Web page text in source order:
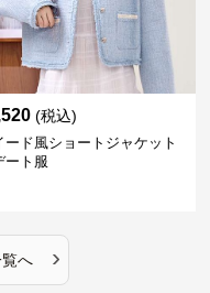
(税込)
ード風ショートジャケット
ート服
へ ›